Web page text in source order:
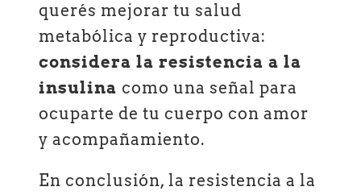
querés mejorar tu salud
metabólica y reproductiva:
considera la resistencia a la
insulina como una señal para
ocuparte de tu cuerpo con amor
y acompañamiento.
En conclusión, la resistencia a la